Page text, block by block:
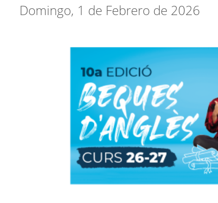
Domingo, 1 de Febrero de 2026